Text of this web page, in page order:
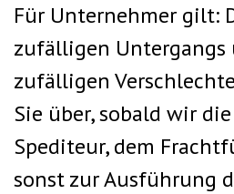
Für Unternehmer gilt:
zufälligen Untergangs
zufälligen
Sie über, sobald wir
Spediteur, dem
sonst zur Ausführung